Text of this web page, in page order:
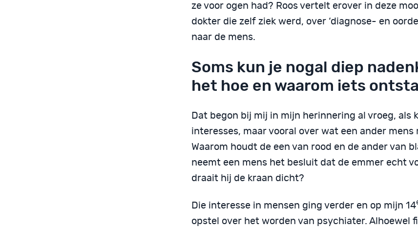
ze voor ogen had? Roos vertelt erover in deze
dokter die zelf ziek werd, over ‘diagnose- en
naar de mens.
Soms kun je nogal diep
het hoe en waarom iets
Dat begon bij mij in mijn herinnering al vroeg, als
interesses, maar vooral over wat een ander mens
Waarom houdt de een van rood en de ander van
neemt een mens het besluit dat de emmer echt
draait hij de kraan dicht?
Die interesse in mensen ging verder en op mijn 14
opstel over het worden van psychiater. Alhoewel